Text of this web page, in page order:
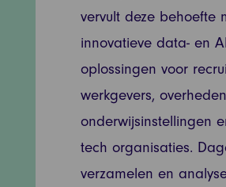
vervult deze behoefte
innovatieve data- en
oplossingen voor
werkgevers,
onderwijsinstellingen
tech organisaties.
verzamelen en